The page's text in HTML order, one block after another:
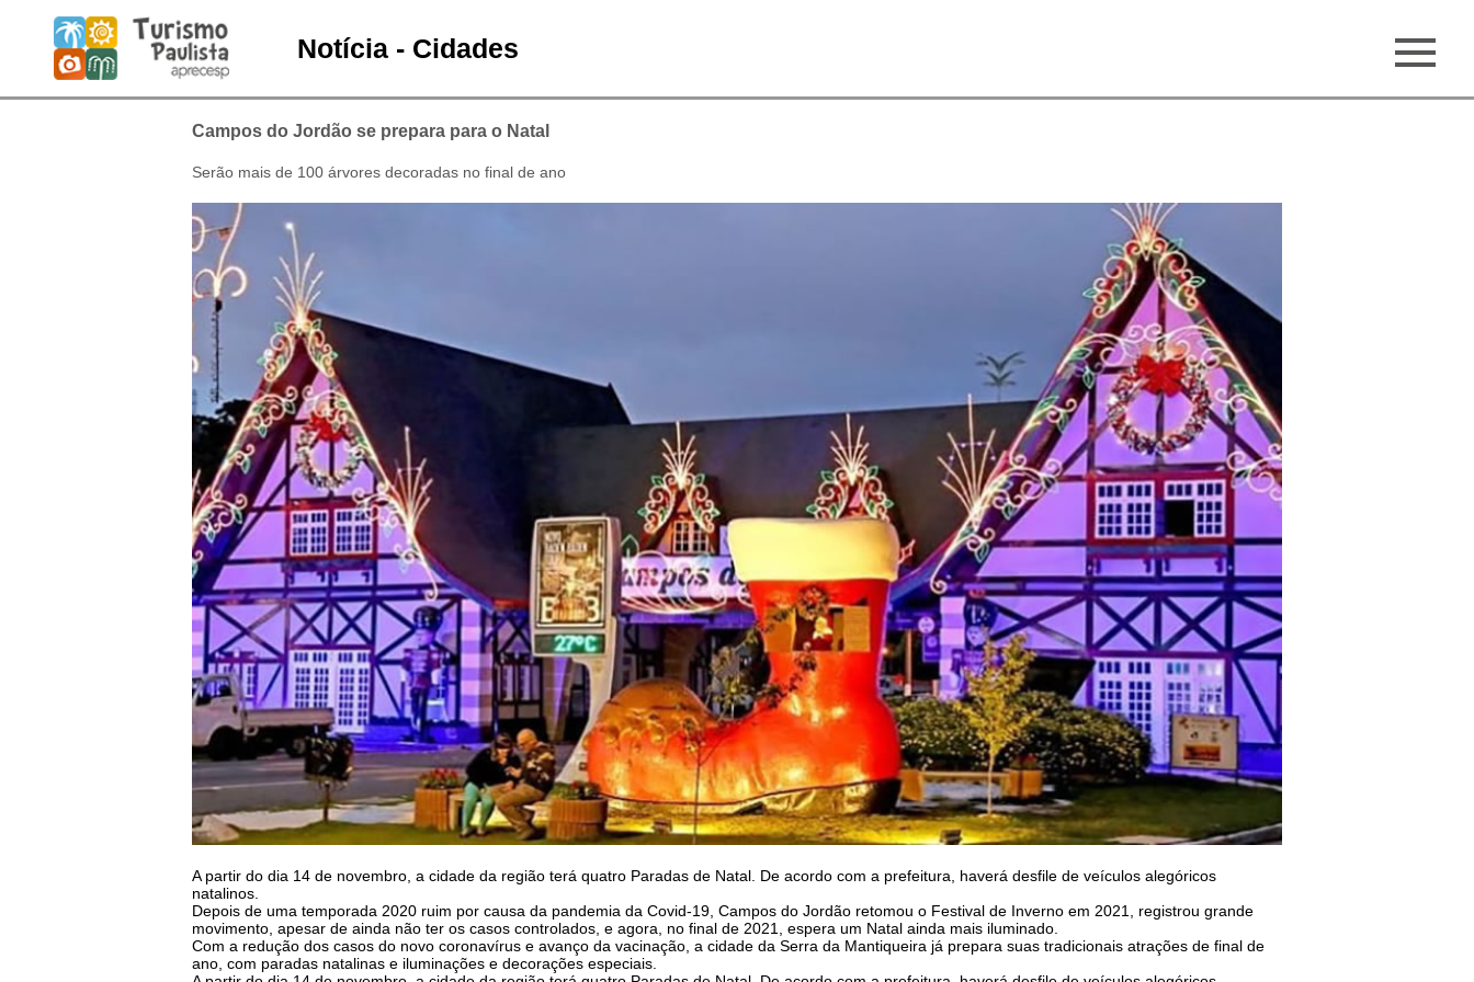
Notícia - Cidades
Campos do Jordão se prepara para o Natal
Serão mais de 100 árvores decoradas no final de ano
A partir do dia 14 de novembro, a cidade da região terá quatro Paradas de Natal. De acordo com a prefeitura, haverá desfile de veículos alegóricos
natalinos.
Depois de uma temporada 2020 ruim por causa da pandemia da Covid-19, Campos do Jordão retomou o Festival de Inverno em 2021, registrou grande
movimento, apesar de ainda não ter os casos controlados, e agora, no final de 2021, espera um Natal ainda mais iluminado.
Com a redução dos casos do novo coronavírus e avanço da vacinação, a cidade da Serra da Mantiqueira já prepara suas tradicionais atrações de final de
ano, com paradas natalinas e iluminações e decorações especiais.